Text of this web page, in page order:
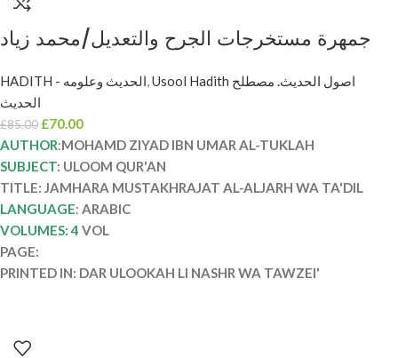
جمهرة مستخرجات الجرح والتعديل/محمد زياد
MUSTAKHRAJAT AL-ALJARH WA TA’DIL
HADITH - الحديث وعلومه,Usool Hadith اصول الحديث. مصطلح
الحديث
£85.00 £70.00
AUTHOR:MOHAMD ZIYAD IBN UMAR AL-TUKLAH
SUBJECT: ULOOM QUR'AN
TITLE: JAMHARA MUSTAKHRAJAT AL-ALJARH WA TA'DIL
LANGUAGE: ARABIC
VOLUMES: 4 VOL
PAGE:
PRINTED IN: DAR ULOOKAH LI NASHR WA TAWZEI'